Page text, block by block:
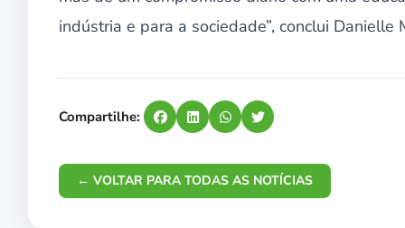
indústria e para a sociedade”, conclui Danielle
Compartilhe:
← VOLTAR PARA TODAS AS NOTÍCIAS